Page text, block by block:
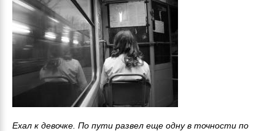
Ехал к девочке. По пути развел еще одну в точности по